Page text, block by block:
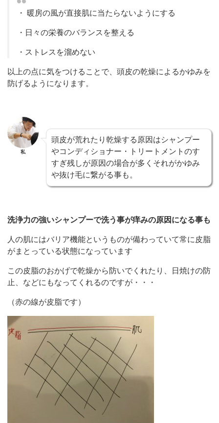
・ 暖房の風が直接肌に当たらないようにする
・日々の栄養のバランスを整える
・ストレスを溜めない
以上の点に気をつけることで、頭皮の乾燥によるかゆみを
防げるようになります。
私
頭皮が荒れたり乾燥する原因はシャンプー
やコンディショナー・トリートメントのす
すぎ残しが原因の場合が多くそれがかゆみ
や抜け毛に繋がる事も。
洗浄力の強いシャンプーで洗う事が痒みの原因になる事も
人の肌にはバリア機能というものが備わっていて常に皮脂
がまとっている状態になっています
この皮脂のおかげで乾燥から防いでくれたり、日焼けの防
止、などにもなってくれるのですが・・・
（赤の線が皮脂です）